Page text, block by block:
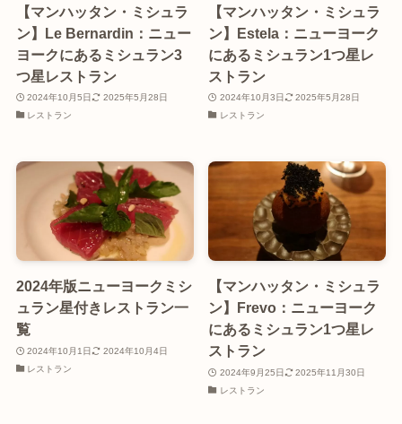
【マンハッタン・ミシュラ
ン】Le Bernardin：ニュー
ヨークにあるミシュラン3
つ星レストラン
2024年10月5日
2025年5月28日
レストラン
【マンハッタン・ミシュラ
ン】Estela：ニューヨーク
にあるミシュラン1つ星レ
ストラン
2024年10月3日
2025年5月28日
レストラン
2024年版ニューヨークミシ
ュラン星付きレストラン一
覧
2024年10月1日
2024年10月4日
レストラン
【マンハッタン・ミシュラ
ン】Frevo：ニューヨーク
にあるミシュラン1つ星レ
ストラン
2024年9月25日
2025年11月30日
レストラン